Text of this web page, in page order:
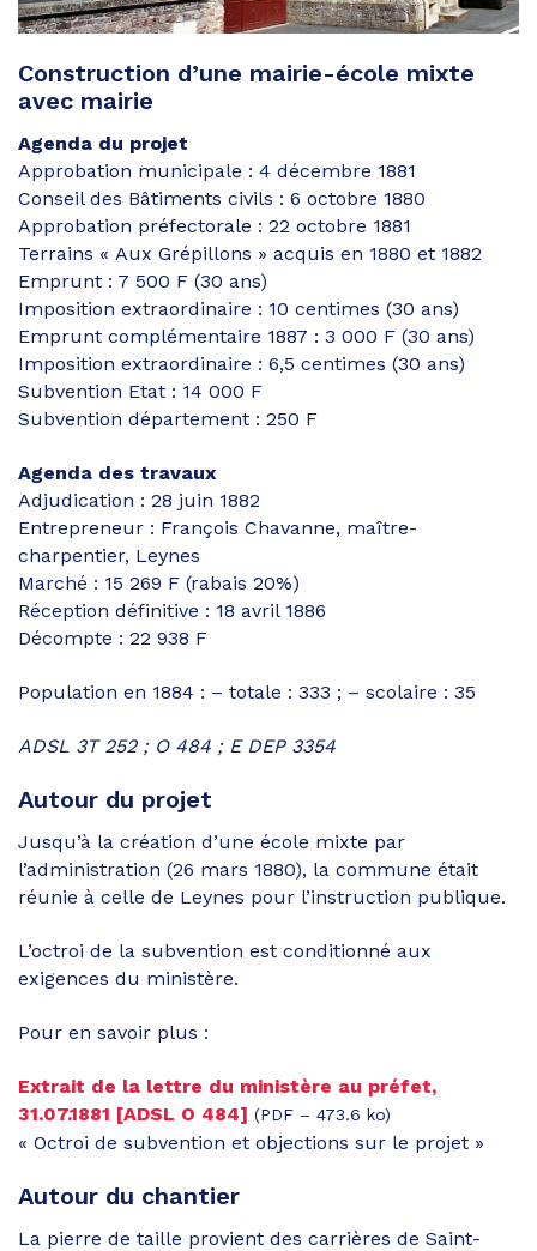
Construction d’une mairie-école mixte
avec mairie
Agenda du projet
Approbation municipale : 4 décembre 1881
Conseil des Bâtiments civils : 6 octobre 1880
Approbation préfectorale : 22 octobre 1881
Terrains « Aux Grépillons » acquis en 1880 et 1882
Emprunt : 7 500 F (30 ans)
Imposition extraordinaire : 10 centimes (30 ans)
Emprunt complémentaire 1887 : 3 000 F (30 ans)
Imposition extraordinaire : 6,5 centimes (30 ans)
Subvention Etat : 14 000 F
Subvention département : 250 F
Agenda des travaux
Adjudication : 28 juin 1882
Entrepreneur : François Chavanne, maître-
charpentier, Leynes
Marché : 15 269 F (rabais 20%)
Réception définitive : 18 avril 1886
Décompte : 22 938 F
Population en 1884 : – totale : 333 ; – scolaire : 35
ADSL 3T 252 ; O 484 ; E DEP 3354
Autour du projet
Jusqu’à la création d’une école mixte par
l’administration (26 mars 1880), la commune était
réunie à celle de Leynes pour l’instruction publique.
L’octroi de la subvention est conditionné aux
exigences du ministère.
Pour en savoir plus :
Extrait de la lettre du ministère au préfet,
31.07.1881 [ADSL O 484] (PDF – 473.6 ko)
« Octroi de subvention et objections sur le projet »
Autour du chantier
La pierre de taille provient des carrières de Saint-